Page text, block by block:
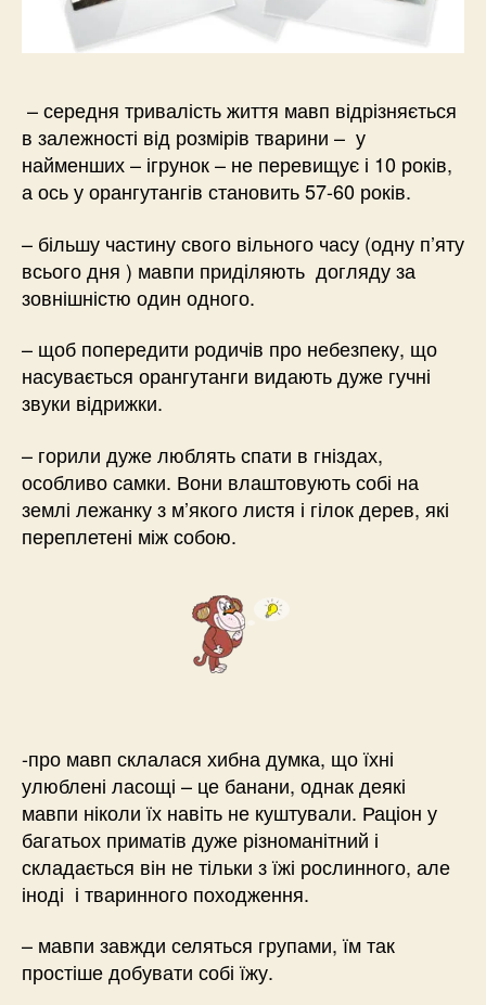
– середня тривалість життя мавп відрізняється
в залежності від розмірів тварини – у
найменших – ігрунок – не перевищує і 10 років,
а ось у орангутангів становить 57-60 років.
– більшу частину свого вільного часу (одну п’яту
всього дня ) мавпи приділяють догляду за
зовнішністю один одного.
– щоб попередити родичів про небезпеку, що
насувається орангутанги видають дуже гучні
звуки відрижки.
– горили дуже люблять спати в гніздах,
особливо самки. Вони влаштовують собі на
землі лежанку з м’якого листя і гілок дерев, які
переплетені між собою.
-про мавп склалася хибна думка, що їхні
улюблені ласощі – це банани, однак деякі
мавпи ніколи їх навіть не куштували. Раціон у
багатьох приматів дуже різноманітний і
складається він не тільки з їжі рослинного, але
іноді і тваринного походження.
– мавпи завжди селяться групами, їм так
простіше добувати собі їжу.